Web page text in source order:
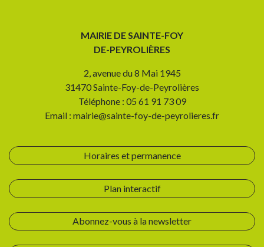
MAIRIE DE SAINTE-FOY
DE-PEYROLIÈRES
2, avenue du 8 Mai 1945
31470 Sainte-Foy-de-Peyrolières
Téléphone : 05 61 91 73 09
Email : mairie@sainte-foy-de-peyrolieres.fr
Horaires et permanence
Plan interactif
Abonnez-vous à la newsletter